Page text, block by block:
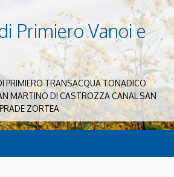
Primiero Vanoi e
PRIMIERO TRANSACQUA TONADICO
MARTINO DI CASTROZZA CANAL SAN
ZORTEA